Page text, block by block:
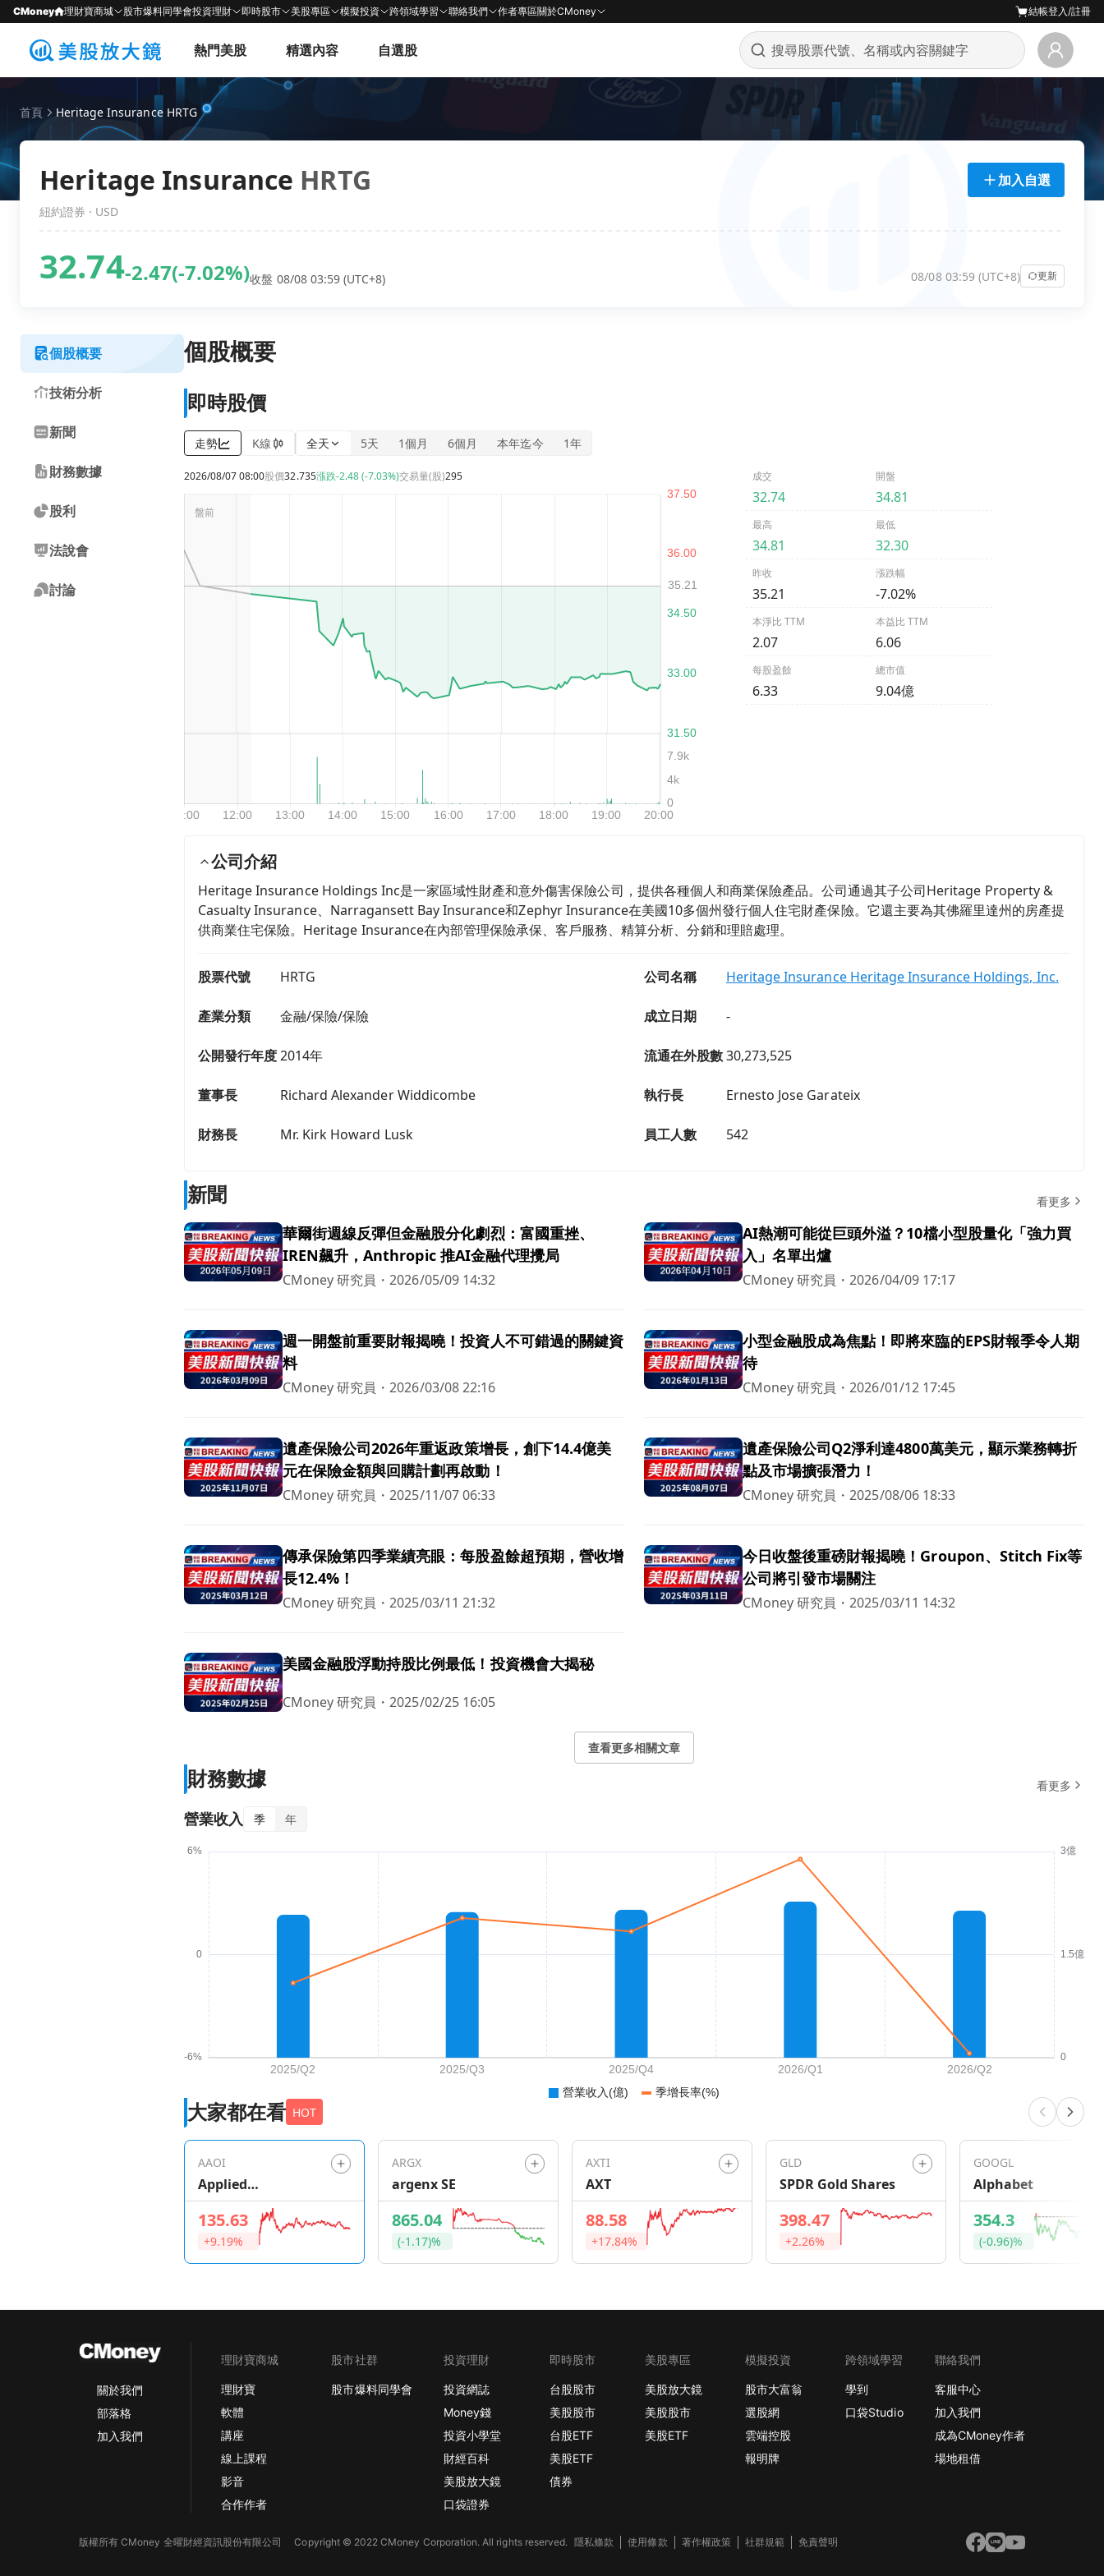
CMoney 理財寶商城 股市爆料同學會投資理財 即時股市 美股專區 模擬投資 跨領域學習 聯絡我們 作者專區關於CMoney 結帳登入/註冊
熱門美股 精選內容 自選股
首頁 Heritage Insurance HRTG
Heritage Insurance HRTG 加入自選
紐約證券 · USD
32.74-2.47(-7.02%)收盤 08/08 03:59 (UTC+8) 08/08 03:59 (UTC+8) 更新
個股概要
技術分析
新聞
財務數據
股利
法說會
討論
個股概要
即時股價
走勢 K線 全天 5天 1個月 6個月 本年迄今 1年
2026/08/07 08:00股價32.735漲跌-2.48 (-7.03%)交易量(股)295 成交
32.74
開盤
34.81
最高
34.81
最低
32.30
昨收
35.21
漲跌幅
-7.02%
本淨比 TTM
2.07
本益比 TTM
6.06
每股盈餘
6.33
總市值
9.04億
公司介紹
Heritage Insurance Holdings Inc是一家區域性財產和意外傷害保險公司，提供各種個人和商業保險產品。公司通過其子公司Heritage Property &
Casualty Insurance、Narragansett Bay Insurance和Zephyr Insurance在美國10多個州發行個人住宅財產保險。它還主要為其佛羅里達州的房產提
供商業住宅保險。Heritage Insurance在內部管理保險承保、客戶服務、精算分析、分銷和理賠處理。
股票代號 HRTG 公司名稱 Heritage Insurance Heritage Insurance Holdings, Inc.
產業分類 金融/保險/保險 成立日期 -
公開發行年度2014年 流通在外股數30,273,525
董事長 Richard Alexander Widdicombe 執行長 Ernesto Jose Garateix
財務長 Mr. Kirk Howard Lusk 員工人數 542
新聞 看更多
華爾街週線反彈但金融股分化劇烈：富國重挫、
IREN飆升，Anthropic 推AI金融代理攪局
CMoney 研究員 ・2026/05/09 14:32
AI熱潮可能從巨頭外溢？10檔小型股量化「強力買
入」名單出爐
CMoney 研究員 ・2026/04/09 17:17
週一開盤前重要財報揭曉！投資人不可錯過的關鍵資
料
CMoney 研究員 ・2026/03/08 22:16
小型金融股成為焦點！即將來臨的EPS財報季令人期
待
CMoney 研究員 ・2026/01/12 17:45
遺產保險公司2026年重返政策增長，創下14.4億美
元在保險金額與回購計劃再啟動！
CMoney 研究員 ・2025/11/07 06:33
遺產保險公司Q2淨利達4800萬美元，顯示業務轉折
點及市場擴張潛力！
CMoney 研究員 ・2025/08/06 18:33
傳承保險第四季業績亮眼：每股盈餘超預期，營收增
長12.4%！
CMoney 研究員 ・2025/03/11 21:32
今日收盤後重磅財報揭曉！Groupon、Stitch Fix等
公司將引發市場關注
CMoney 研究員 ・2025/03/11 14:32
美國金融股浮動持股比例最低！投資機會大揭秘
CMoney 研究員 ・2025/02/25 16:05
查看更多相關文章
財務數據 看更多
營業收入 季 年
大家都在看 HOT
AAOI
Applied
Optoelectronics
135.63
+9.19%
ARGX
argenx SE
865.04
(-1.17)%
AXTI
AXT
88.58
+17.84%
GLD
SPDR Gold Shares
398.47
+2.26%
GOOGL
Alphabet
354.3
(-0.96)%
關於我們
部落格
加入我們
理財寶商城
理財寶
軟體
講座
線上課程
影音
合作作者
股市社群
股市爆料同學會
投資理財
投資網誌
Money錢
投資小學堂
財經百科
美股放大鏡
口袋證券
即時股市
台股股市
美股股市
台股ETF
美股ETF
債券
美股專區
美股放大鏡
美股股市
美股ETF
模擬投資
股市大富翁
選股網
雲端控股
報明牌
跨領域學習
學到
口袋Studio
聯絡我們
客服中心
加入我們
成為CMoney作者
場地租借
版權所有 CMoney 全曜財經資訊股份有限公司Copyright © 2022 CMoney Corporation. All rights reserved. 隱私條款 使用條款 著作權政策 社群規範 免責聲明